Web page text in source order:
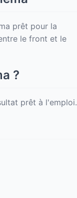
prêt pour la
le front et le
?
prêt à l'emploi.